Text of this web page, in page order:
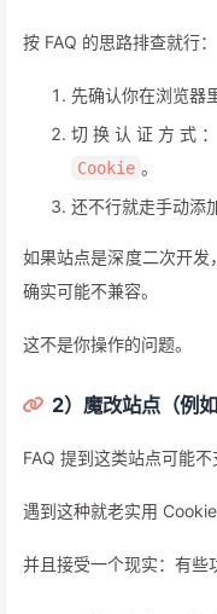
按 FAQ 的思路排查就行：
先确认你在浏览器
切换认证方式
Cookie 。
还不行就走手动添
如果站点是深度二次开发
确实可能不兼容。
这不是你操作的问题。
2）魔改站点（例
FAQ 提到这类站点可能
遇到这种就老实用 Cookie
并且接受一个现实：有些